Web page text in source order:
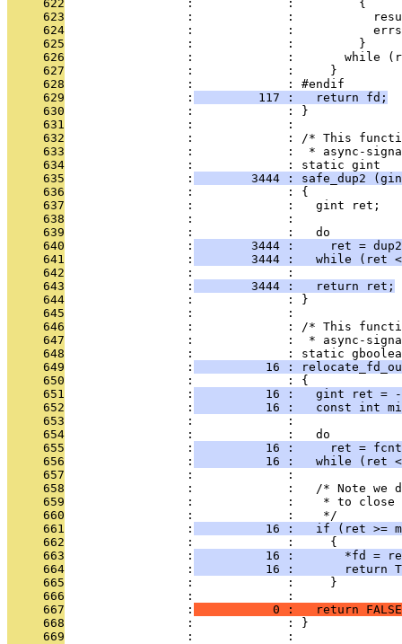
     622
                 :             :         {
     623
:             :
     624
:             :
     625
                 :             :         }
     626
:             :       while
     627
                 :             :     }
     628
                 :             : #endif
     629
                 :
         117 :   return fd;
     630
                 :             : }
     631
                 :             :
     632
:             : /* This
     633
:             :  * async-
     634
                 :             : static gint
     635
                 :
3444 : safe_dup2
     636
                 :             : {
     637
                 :             :   gint ret;
     638
                 :             :
     639
                 :             :   do
     640
                 :
3444 :     ret =
     641
                 :
3444 :   while (ret
     642
                 :             :
     643
                 :
        3444 :   return ret;
     644
                 :             : }
     645
                 :             :
     646
:             : /* This
     647
:             :  * async-
     648
:             : static
     649
                 :
16 :
     650
                 :             : {
     651
                 :
16 :   gint ret =
     652
                 :
16 :   const int
     653
                 :             :
     654
                 :             :   do
     655
                 :
16 :     ret =
     656
                 :
16 :   while (ret
     657
                 :             :
     658
:             :   /* Note we
     659
:             :    * to
     660
                 :             :    */
     661
                 :
16 :   if (ret >=
     662
                 :             :     {
     663
                 :
16 :       *fd =
     664
                 :
16 :       return
     665
                 :             :     }
     666
                 :             :
     667
                 :
0 :   return
     668
                 :             : }
     669
                 :             :